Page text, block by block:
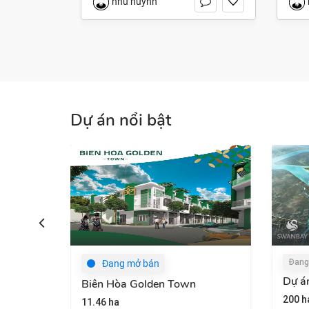
Dự án nổi bật
Đang cập nhật
Dự án Swan Bay
200 ha
An
1.3 ha